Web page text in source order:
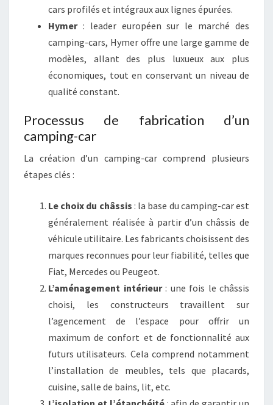
cars profilés et intégraux aux lignes épurées.
Hymer: leader européen sur le marché des
camping-cars, Hymer offre une large gamme de
modèles, allant des plus luxueux aux plus
économiques, tout en conservant un niveau de
qualité constant.
Processus de fabrication d’un
camping-car
La création d’un camping-car comprend plusieurs
étapes clés :
Le choix du châssis : la base du camping-car est
généralement réalisée à partir d’un châssis de
véhicule utilitaire. Les fabricants choisissent des
marques reconnues pour leur fiabilité, telles que
Fiat, Mercedes ou Peugeot.
L’aménagement intérieur: une fois le châssis
choisi, les constructeurs travaillent sur
l’agencement de l’espace pour offrir un
maximum de confort et de fonctionnalité aux
futurs utilisateurs. Cela comprend notamment
l’installation de meubles, tels que placards,
cuisine, salle de bains, lit, etc.